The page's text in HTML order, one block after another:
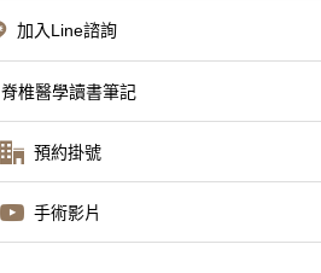
加入Line諮詢
脊椎醫學讀書筆記
預約掛號
手術影片